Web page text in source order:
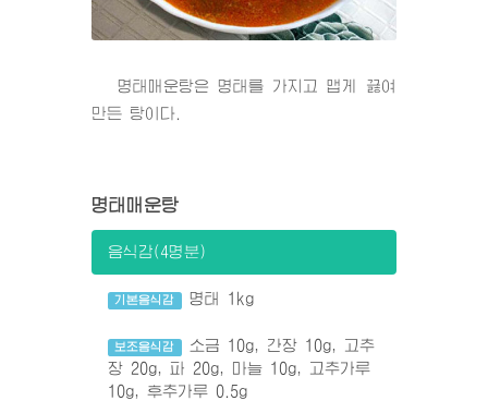
명태매운탕은 명태를 가지고 맵게 끓여
만든 탕이다.
명태매운탕
음식감(4명분)
기본음식감 명태 1kg
보조음식감
소금 10g, 간장 10g, 고추
장 20g, 파 20g, 마늘 10g, 고추가루
10g, 후추가루 0.5g